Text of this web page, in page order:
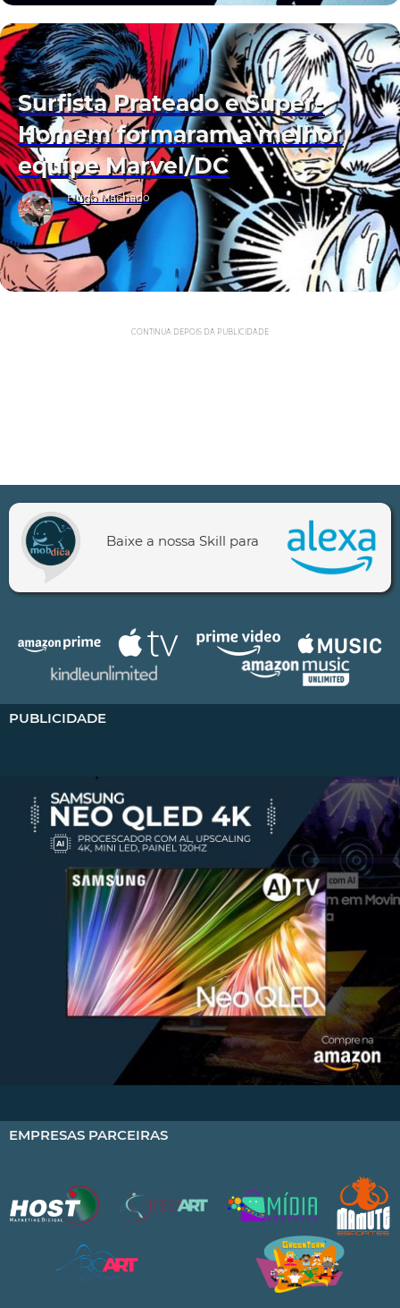
Surfista Prateado e Super-
Homem formaram a melhor
equipe Marvel/DC
Hugo Machado
CONTINUA DEPOIS DA PUBLICIDADE
Baixe a nossa Skill para
PUBLICIDADE
EMPRESAS PARCEIRAS